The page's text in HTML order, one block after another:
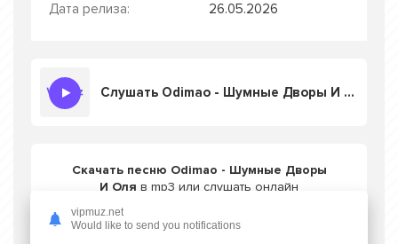
Дата релиза:
26.05.2026
Слушать Odimao - Шумные Дворы И Оля
Скачать песню Odimao - Шумные Дворы
И Оля в mp3 или слушать онлайн
vipmuz.net
Would like to send you notifications